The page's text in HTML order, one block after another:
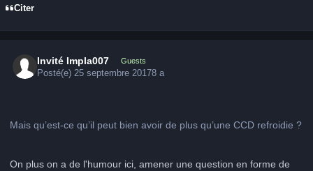
Citer
Invité Impla007 Guests
Posté(e)25 septembre 20178 a
Mais qu’est-ce qu’il peut bien avoir de plus qu’une CCD refroidie ?
On plus on a de l'humour ici, amener une question en forme de